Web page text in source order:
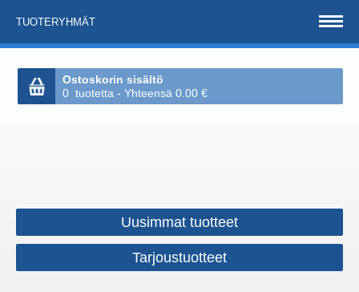
TUOTERYHMÄT
Ostoskorin sisältö
0 tuotetta - Yhteensä 0.00 €
Uusimmat tuotteet
Tarjoustuotteet